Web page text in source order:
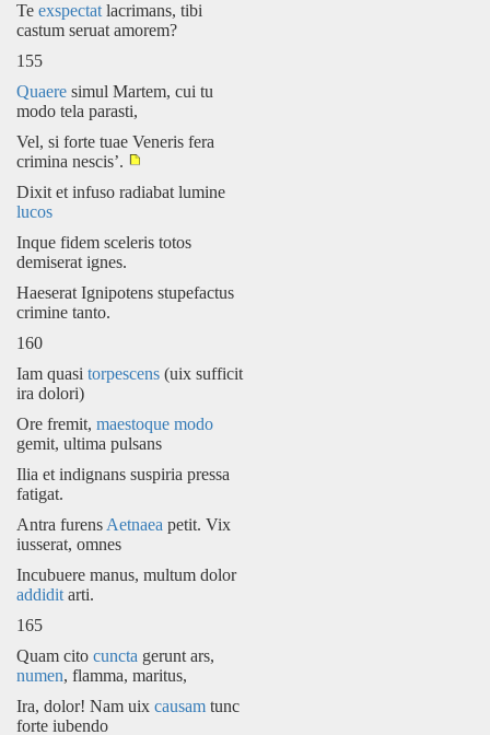
Te exspectat lacrimans, tibi
castum seruat amorem?
155
Quaere simul Martem, cui tu
modo tela parasti,
Vel, si forte tuae Veneris fera
crimina nescis’.
Dixit et infuso radiabat lumine
lucos
Inque fidem sceleris totos
demiserat ignes.
Haeserat Ignipotens stupefactus
crimine tanto.
160
Iam quasi torpescens (uix sufficit
ira dolori)
Ore fremit, maestoque modo
gemit, ultima pulsans
Ilia et indignans suspiria pressa
fatigat.
Antra furens Aetnaea petit. Vix
iusserat, omnes
Incubuere manus, multum dolor
addidit arti.
165
Quam cito cuncta gerunt ars,
numen, flamma, maritus,
Ira, dolor! Nam uix causam tunc
forte iubendo